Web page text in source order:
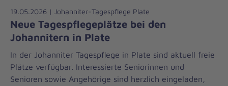
19.05.2026 | Johanniter-Tagespflege Plate
Neue Tagespflegeplätze bei den
Johannitern in Plate
In der Johanniter Tagespflege in Plate sind aktuell freie
Plätze verfügbar. Interessierte Seniorinnen und
Senioren sowie Angehörige sind herzlich eingeladen,